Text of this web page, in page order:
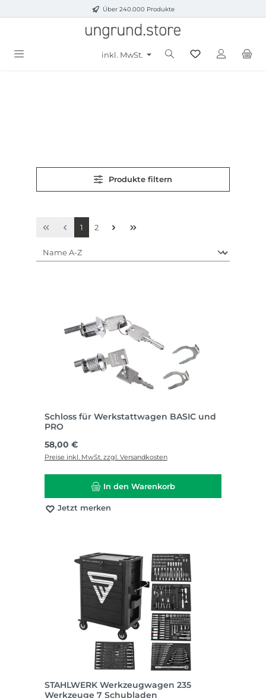
Zum Hauptinhalt springenÜber 240.000 Produkte
inkl. MwSt.
Produkte filtern
Seite
1 Seite
2
Schloss für Werkstattwagen BASIC und
PRO
Regulärer Preis:
58,00 €
Preise inkl. MwSt. zzgl. Versandkosten
In den Warenkorb
Jetzt merken
STAHLWERK Werkzeugwagen 235
Werkzeuge 7 Schubladen